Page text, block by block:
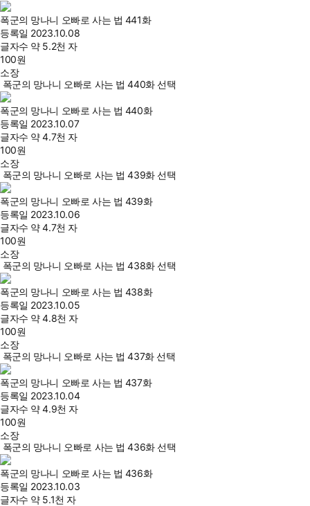
폭군의 망나니 오빠로 사는 법 441화
등록일 2023.10.08
글자수 약 5.2천 자
100원
소장
폭군의 망나니 오빠로 사는 법 440화 선택
폭군의 망나니 오빠로 사는 법 440화
등록일 2023.10.07
글자수 약 4.7천 자
100원
소장
폭군의 망나니 오빠로 사는 법 439화 선택
폭군의 망나니 오빠로 사는 법 439화
등록일 2023.10.06
글자수 약 4.7천 자
100원
소장
폭군의 망나니 오빠로 사는 법 438화 선택
폭군의 망나니 오빠로 사는 법 438화
등록일 2023.10.05
글자수 약 4.8천 자
100원
소장
폭군의 망나니 오빠로 사는 법 437화 선택
폭군의 망나니 오빠로 사는 법 437화
등록일 2023.10.04
글자수 약 4.9천 자
100원
소장
폭군의 망나니 오빠로 사는 법 436화 선택
폭군의 망나니 오빠로 사는 법 436화
등록일 2023.10.03
글자수 약 5.1천 자